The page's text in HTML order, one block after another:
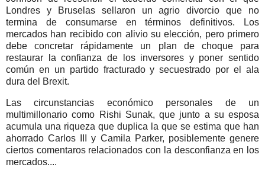
Londres y Bruselas sellaron un agrio divorcio que no
termina de consumarse en términos definitivos. Los
mercados han recibido con alivio su elección, pero primero
debe concretar rápidamente un plan de choque para
restaurar la confianza de los inversores y poner sentido
común en un partido fracturado y secuestrado por el ala
dura del Brexit.
Las circunstancias económico personales de un
multimillonario como Rishi Sunak, que junto a su esposa
acumula una riqueza que duplica la que se estima que han
ahorrado Carlos III y Camila Parker, posiblemente genere
ciertos comentaros relacionados con la desconfianza en los
mercados....